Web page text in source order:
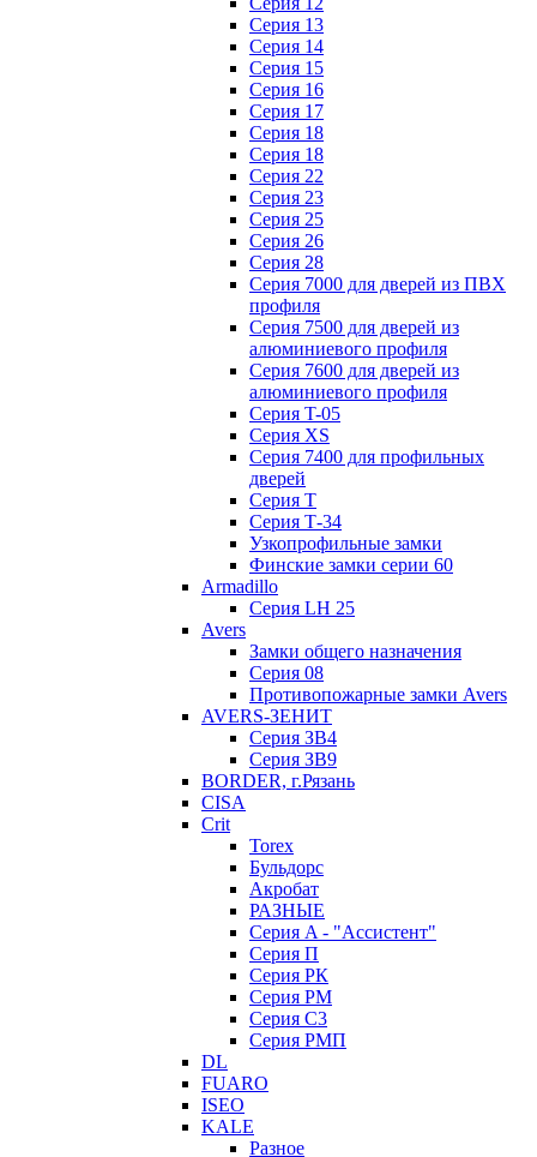
Серия 13
Серия 14
Серия 15
Серия 16
Серия 17
Серия 18
Серия 18
Серия 22
Серия 23
Серия 25
Серия 26
Серия 28
Серия 7000 для дверей из ПВХ
профиля
Серия 7500 для дверей из
алюминиевого профиля
Серия 7600 для дверей из
алюминиевого профиля
Серия T-05
Серия XS
Серия 7400 для профильных
дверей
Серия Т
Серия Т-34
Узкопрофильные замки
Финские замки серии 60
Armadillo
Серия LH 25
Avers
Замки общего назначения
Серия 08
Противопожарные замки Avers
AVERS-ЗЕНИТ
Серия ЗВ4
Серия ЗВ9
BORDER, г.Рязань
CISA
Crit
Torex
Бульдорс
Акробат
РАЗНЫЕ
Серия A - "Ассистент"
Серия П
Серия РК
Серия РМ
Серия С3
Серия РМП
DL
FUARO
ISEO
KALE
Разное